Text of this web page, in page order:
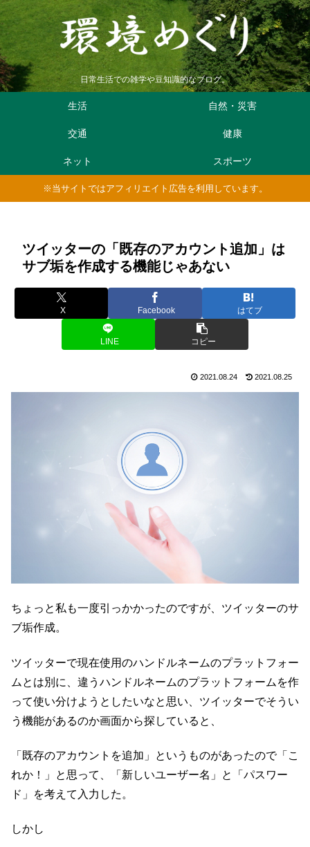
日常生活での雑学や豆知識的なブログ。
生活 自然・災害
交通 健康
ネット スポーツ
※当サイトではアフィリエイト広告を利用しています。
ツイッターの「既存のアカウント追加」は
サブ垢を作成する機能じゃあない
X Facebook はてブ
LINE コピー
2021.08.24 2021.08.25
ちょっと私も一度引っかかったのですが、ツイッターのサ
ブ垢作成。
ツイッターで現在使用のハンドルネームのプラットフォー
ムとは別に、違うハンドルネームのプラットフォームを作
って使い分けようとしたいなと思い、ツイッターでそうい
う機能があるのか画面から探していると、
「既存のアカウントを追加」というものがあったので「こ
れか！」と思って、「新しいユーザー名」と「パスワー
ド」を考えて入力した。
しかし